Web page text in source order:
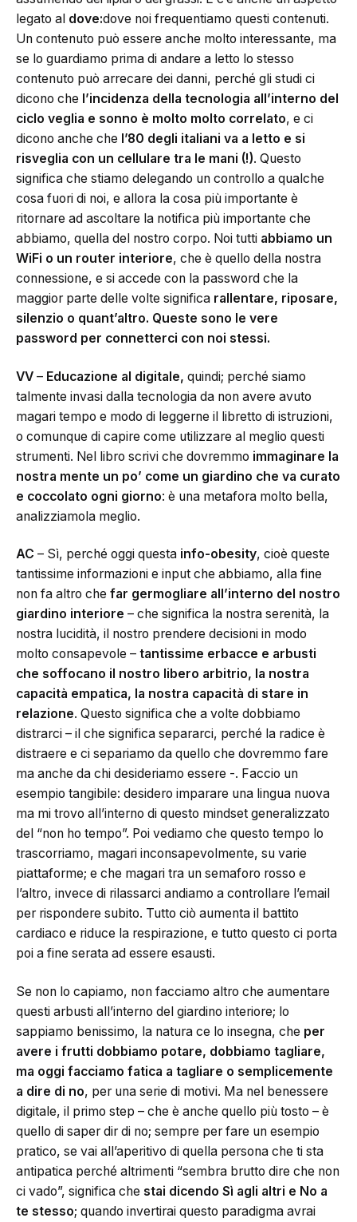
legato al dove:dove noi frequentiamo questi contenuti.
Un contenuto può essere anche molto interessante, ma
se lo guardiamo prima di andare a letto lo stesso
contenuto può arrecare dei danni, perché gli studi ci
dicono che l’incidenza della tecnologia all’interno del
ciclo veglia e sonno è molto molto correlato, e ci
dicono anche che l’80 degli italiani va a letto e si
risveglia con un cellulare tra le mani (!). Questo
significa che stiamo delegando un controllo a qualche
cosa fuori di noi, e allora la cosa più importante è
ritornare ad ascoltare la notifica più importante che
abbiamo, quella del nostro corpo. Noi tutti abbiamo un
WiFi o un router interiore, che è quello della nostra
connessione, e si accede con la password che la
maggior parte delle volte significa rallentare, riposare,
silenzio o quant’altro. Queste sono le vere
password per connetterci con noi stessi.
VV – Educazione al digitale, quindi; perché siamo
talmente invasi dalla tecnologia da non avere avuto
magari tempo e modo di leggerne il libretto di istruzioni,
o comunque di capire come utilizzare al meglio questi
strumenti. Nel libro scrivi che dovremmo immaginare la
nostra mente un po’ come un giardino che va curato
e coccolato ogni giorno: è una metafora molto bella,
analizziamola meglio.
AC – Sì, perché oggi questa info-obesity, cioè queste
tantissime informazioni e input che abbiamo, alla fine
non fa altro che far germogliare all’interno del nostro
giardino interiore – che significa la nostra serenità, la
nostra lucidità, il nostro prendere decisioni in modo
molto consapevole – tantissime erbacce e arbusti
che soffocano il nostro libero arbitrio, la nostra
capacità empatica, la nostra capacità di stare in
relazione. Questo significa che a volte dobbiamo
distrarci – il che significa separarci, perché la radice è
distraere e ci separiamo da quello che dovremmo fare
ma anche da chi desideriamo essere -. Faccio un
esempio tangibile: desidero imparare una lingua nuova
ma mi trovo all’interno di questo mindset generalizzato
del “non ho tempo”. Poi vediamo che questo tempo lo
trascorriamo, magari inconsapevolmente, su varie
piattaforme; e che magari tra un semaforo rosso e
l’altro, invece di rilassarci andiamo a controllare l’email
per rispondere subito. Tutto ciò aumenta il battito
cardiaco e riduce la respirazione, e tutto questo ci porta
poi a fine serata ad essere esausti.
Se non lo capiamo, non facciamo altro che aumentare
questi arbusti all’interno del giardino interiore; lo
sappiamo benissimo, la natura ce lo insegna, che per
avere i frutti dobbiamo potare, dobbiamo tagliare,
ma oggi facciamo fatica a tagliare o semplicemente
a dire di no, per una serie di motivi. Ma nel benessere
digitale, il primo step – che è anche quello più tosto – è
quello di saper dir di no; sempre per fare un esempio
pratico, se vai all’aperitivo di quella persona che ti sta
antipatica perché altrimenti “sembra brutto dire che non
ci vado”, significa che stai dicendo Sì agli altri e No a
te stesso; quando invertirai questo paradigma avrai